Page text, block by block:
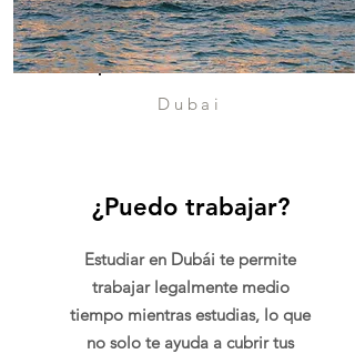
Dubai
¿Puedo trabajar?
Estudiar en Dubái te permite
trabajar legalmente medio
tiempo mientras estudias, lo que
no solo te ayuda a cubrir tus